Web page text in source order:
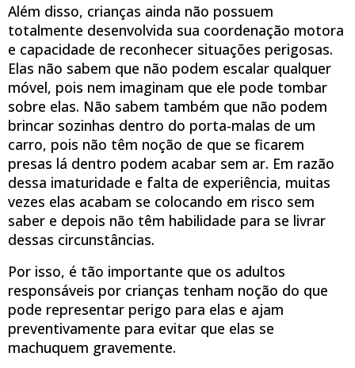
Além disso, crianças ainda não possuem
totalmente desenvolvida sua coordenação motora
e capacidade de reconhecer situações perigosas.
Elas não sabem que não podem escalar qualquer
móvel, pois nem imaginam que ele pode tombar
sobre elas. Não sabem também que não podem
brincar sozinhas dentro do porta-malas de um
carro, pois não têm noção de que se ficarem
presas lá dentro podem acabar sem ar. Em razão
dessa imaturidade e falta de experiência, muitas
vezes elas acabam se colocando em risco sem
saber e depois não têm habilidade para se livrar
dessas circunstâncias.
Por isso, é tão importante que os adultos
responsáveis por crianças tenham noção do que
pode representar perigo para elas e ajam
preventivamente para evitar que elas se
machuquem gravemente.